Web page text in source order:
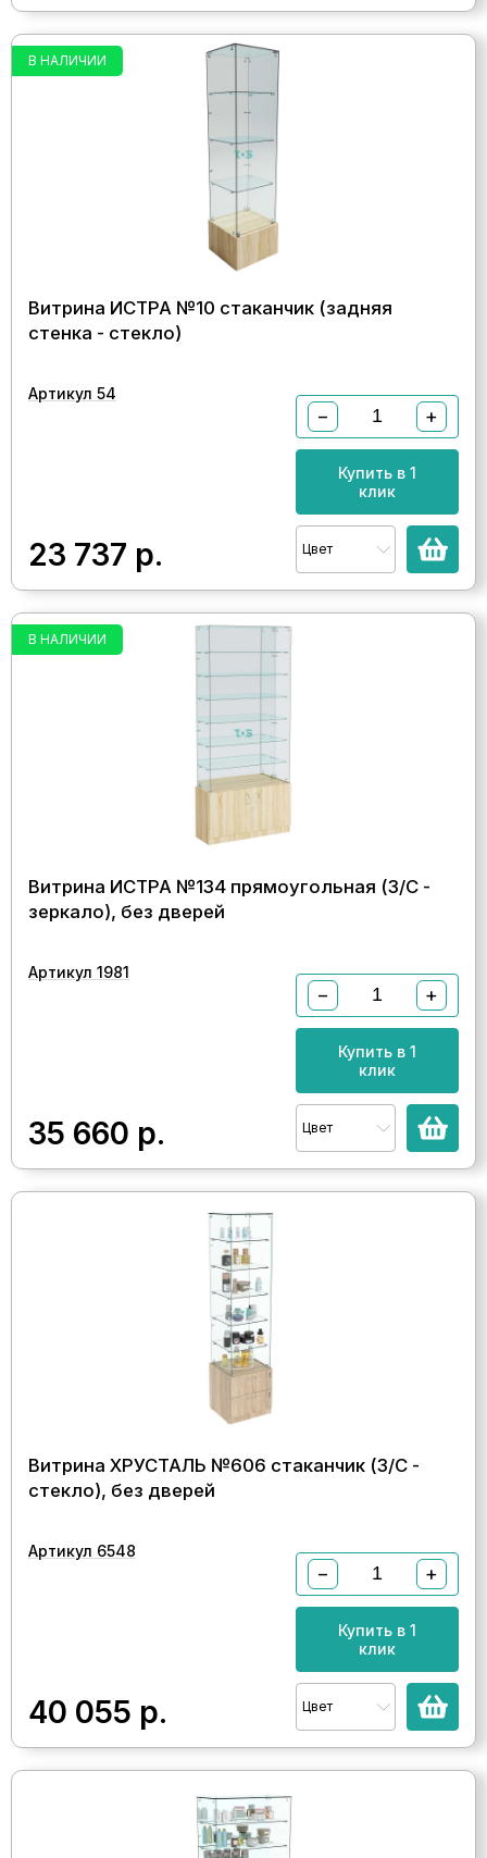
В НАЛИЧИИ
Витрина ИСТРА №10 стаканчик (задняя
стенка - стекло)
Артикул 54
23 737 р.
− +
Купить в 1
клик
Цвет
В НАЛИЧИИ
Витрина ИСТРА №134 прямоугольная (З/C -
зеркало), без дверей
Артикул 1981
35 660 р.
− +
Купить в 1
клик
Цвет
Витрина ХРУСТАЛЬ №606 стаканчик (З/C -
стекло), без дверей
Артикул 6548
40 055 р.
− +
Купить в 1
клик
Цвет